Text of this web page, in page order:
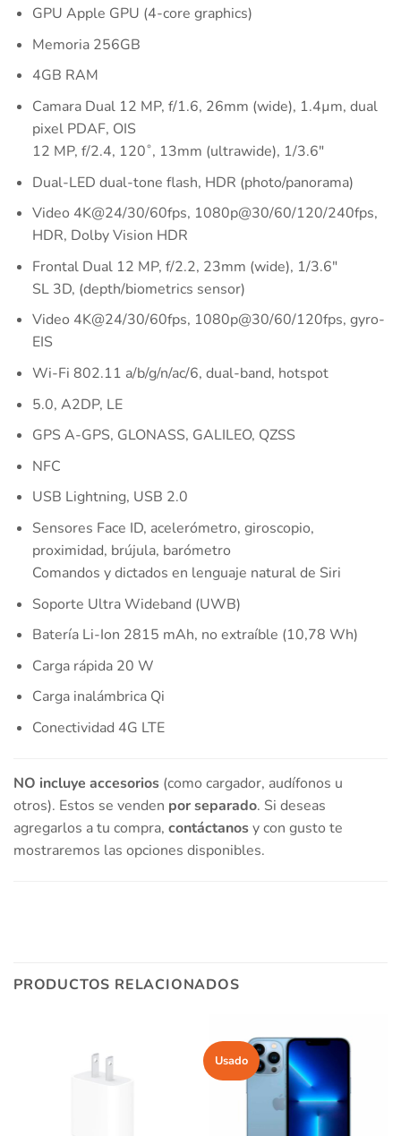
GPU Apple GPU (4-core graphics)
Memoria 256GB
4GB RAM
Camara Dual 12 MP, f/1.6, 26mm (wide), 1.4µm, dual
pixel PDAF, OIS
12 MP, f/2.4, 120˚, 13mm (ultrawide), 1/3.6″
Dual-LED dual-tone flash, HDR (photo/panorama)
Video 4K@24/30/60fps, 1080p@30/60/120/240fps,
HDR, Dolby Vision HDR
Frontal Dual 12 MP, f/2.2, 23mm (wide), 1/3.6″
SL 3D, (depth/biometrics sensor)
Video 4K@24/30/60fps, 1080p@30/60/120fps, gyro-
EIS
Wi-Fi 802.11 a/b/g/n/ac/6, dual-band, hotspot
5.0, A2DP, LE
GPS A-GPS, GLONASS, GALILEO, QZSS
NFC
USB Lightning, USB 2.0
Sensores Face ID, acelerómetro, giroscopio,
proximidad, brújula, barómetro
Comandos y dictados en lenguaje natural de Siri
Soporte Ultra Wideband (UWB)
Batería Li-Ion 2815 mAh, no extraíble (10,78 Wh)
Carga rápida 20 W
Carga inalámbrica Qi
Conectividad 4G LTE
NO incluye accesorios (como cargador, audífonos u
otros). Estos se venden por separado. Si deseas
agregarlos a tu compra, contáctanosy con gusto te
mostraremos las opciones disponibles.
PRODUCTOS RELACIONADOS
Usado